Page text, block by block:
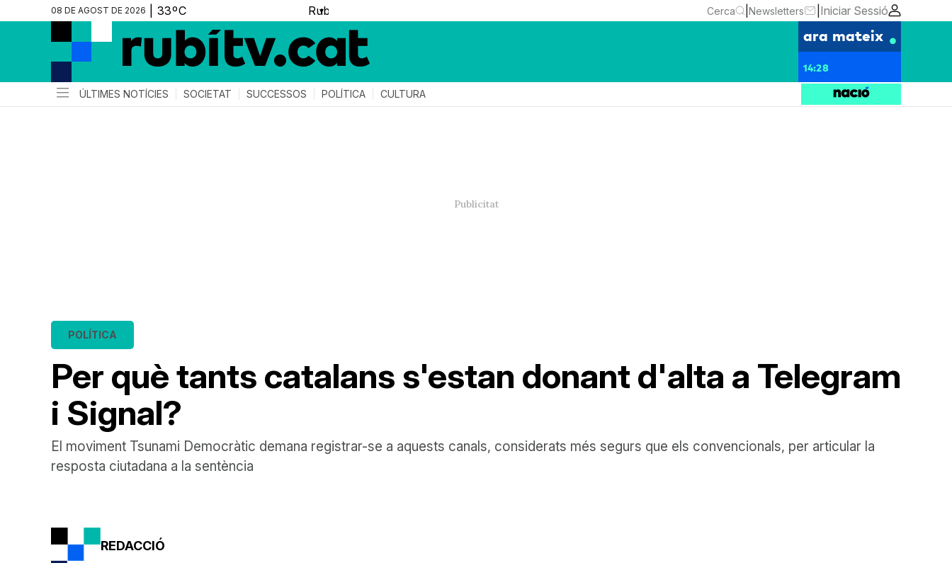
08 DE AGOST DE 2026 ▼ Cerca Newsletters Iniciar Sessió
ara mateix
14:28
ÚLTIMES NOTÍCIES SOCIETAT SUCCESSOS POLÍTICA CULTURA
Per què tants catalans s'estan donant d'alta a Telegram
i Signal?
POLÍTICA
El moviment Tsunami Democràtic demana registrar-se a aquests canals, considerats més segurs que els convencionals, per articular la
resposta ciutadana a la sentència
REDACCIÓ